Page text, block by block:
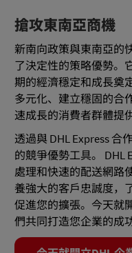
搶攻東南亞商機
新南向政策與東南亞的
了決定性的策略優勢。
期的經濟穩定和成長奠
多元化、建立穩固的合
速成長的消費者群體提
透過與 DHL Express 合
的競爭優勢工具。 DHL
處理和快速的配送網路
養強大的客戶忠誠度，
促進您的擴張。今天就
們共同打造您企業的成